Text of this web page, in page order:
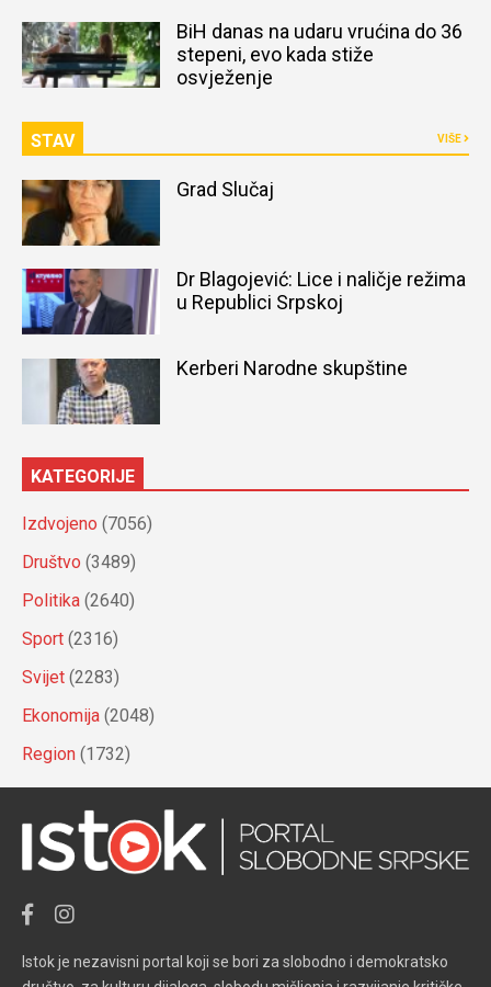
BiH danas na udaru vrućina do 36
stepeni, evo kada stiže
osvježenje
STAV VIŠE
Grad Slučaj
Dr Blagojević: Lice i naličje režima
u Republici Srpskoj
Kerberi Narodne skupštine
KATEGORIJE
Izdvojeno (7056)
Društvo (3489)
Politika (2640)
Sport (2316)
Svijet (2283)
Ekonomija (2048)
Region (1732)
Istok je nezavisni portal koji se bori za slobodno i demokratsko